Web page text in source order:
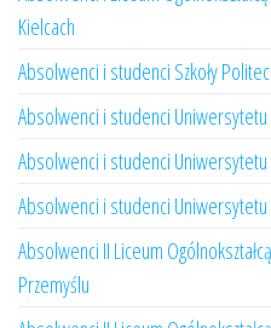
Kielcach
Absolwenci i studenci Szkoły
Absolwenci i studenci
Absolwenci i studenci
Absolwenci i studenci Uniwersytetu
Absolwenci II Liceum
Przemyślu